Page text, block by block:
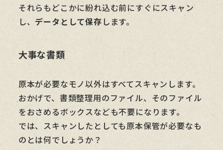
それらもどこかに紛れ込む前にすぐにスキャン
し、 データとして保存します。
大事な書類
原本が必要なモノ以外はすべてスキャンします。
おかげで、書類整理用のファイル、そのファイル
をおさめるボックスなども不要になります。
では、スキャンしたとしても原本保管が必要なも
のとは何でしょうか？